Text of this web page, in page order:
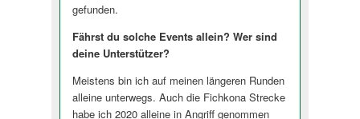
gefunden.
Fährst du solche Events allein? Wer sind
deine Unterstützer?
Meistens bin ich auf meinen längeren Runden
alleine unterwegs. Auch die Fichkona Strecke
habe ich 2020 alleine in Angriff genommen